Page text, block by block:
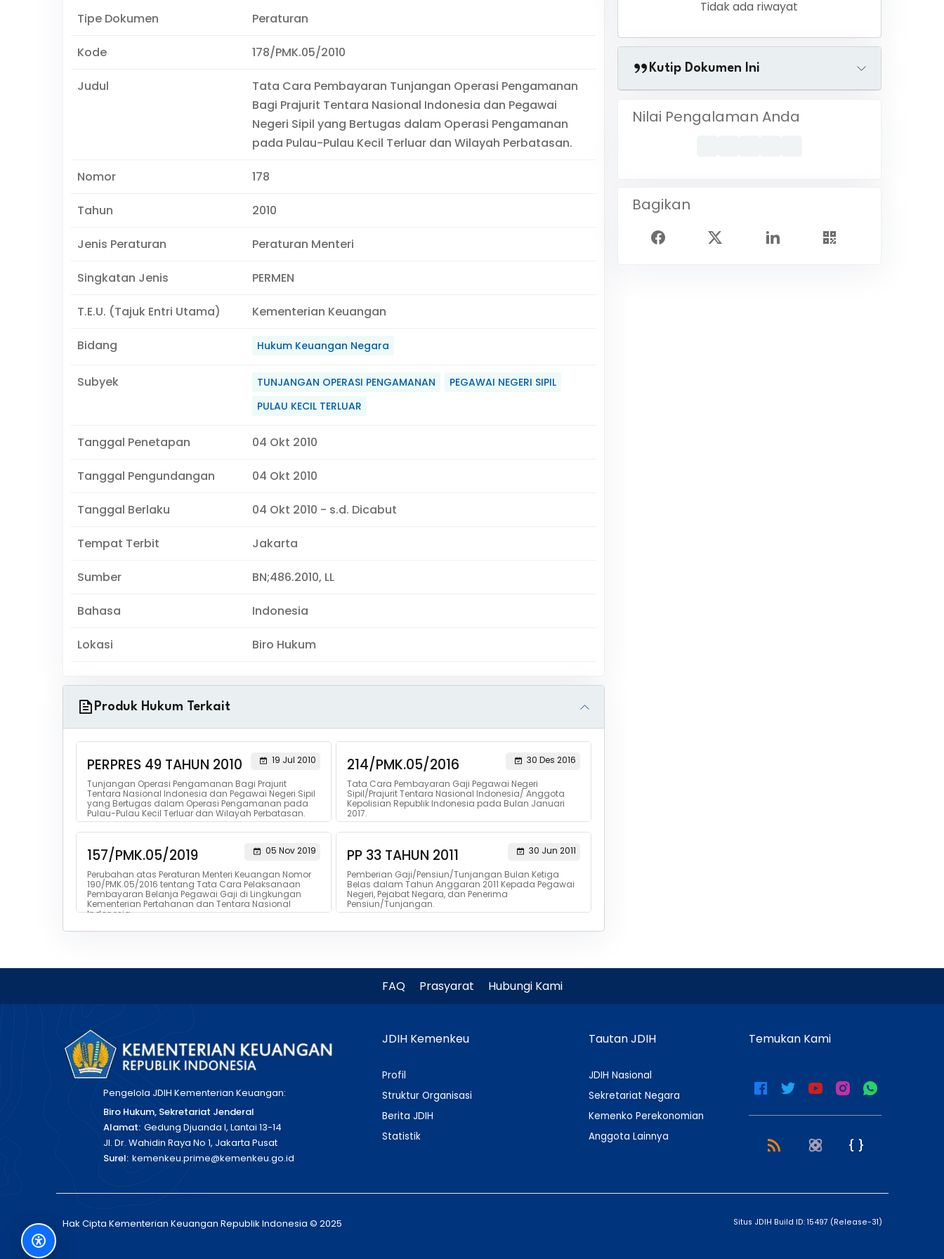
Tipe Dokumen Peraturan
Kode 178/PMK.05/2010
Judul
Tata Cara Pembayaran Tunjangan Operasi Pengamanan
Bagi Prajurit Tentara Nasional Indonesia dan Pegawai
Negeri Sipil yang Bertugas dalam Operasi Pengamanan
pada Pulau-Pulau Kecil Terluar dan Wilayah Perbatasan.
Nomor 178
Tahun 2010
Jenis Peraturan Peraturan Menteri
Singkatan Jenis PERMEN
T.E.U. (Tajuk Entri Utama) Kementerian Keuangan
Bidang Hukum Keuangan Negara
Subyek TUNJANGAN OPERASI PENGAMANAN
PEGAWAI NEGERI SIPIL
PULAU KECIL TERLUAR
Tanggal Penetapan 04 Okt 2010
Tanggal Pengundangan 04 Okt 2010
Tanggal Berlaku 04 Okt 2010 - s.d. Dicabut
Tempat Terbit Jakarta
Sumber BN;486.2010, LL
Bahasa Indonesia
Lokasi Biro Hukum
Produk Hukum Terkait
PERPRES 49 TAHUN 2010
19 Jul 2010
Tunjangan Operasi Pengamanan Bagi Prajurit
Tentara Nasional Indonesia dan Pegawai Negeri Sipil
yang Bertugas dalam Operasi Pengamanan pada
Pulau-Pulau Kecil Terluar dan Wilayah Perbatasan.
214/PMK.05/2016
30 Des 2016
Tata Cara Pembayaran Gaji Pegawai Negeri
Sipil/Prajurit Tentara Nasional Indonesia/ Anggota
Kepolisian Republik Indonesia pada Bulan Januari
2017.
157/PMK.05/2019
05 Nov 2019
Perubahan atas Peraturan Menteri Keuangan Nomor
190/PMK.05/2016 tentang Tata Cara Pelaksanaan
Pembayaran Belanja Pegawai Gaji di Lingkungan
Kementerian Pertahanan dan Tentara Nasional
Indonesia
PP 33 TAHUN 2011
30 Jun 2011
Pemberian Gaji/Pensiun/Tunjangan Bulan Ketiga
Belas dalam Tahun Anggaran 2011 Kepada Pegawai
Negeri, Pejabat Negara, dan Penerima
Pensiun/Tunjangan.
Tidak ada riwayat
Kutip Dokumen Ini
Nilai Pengalaman Anda
Bagikan
FAQ Prasyarat Hubungi Kami
Pengelola JDIH Kementerian Keuangan:
Biro Hukum, Sekretariat Jenderal
Alamat: Gedung Djuanda I, Lantai 13-14
Jl. Dr. Wahidin Raya No 1, Jakarta Pusat
Surel: kemenkeu.prime@kemenkeu.go.id
JDIH Kemenkeu
Profil
Struktur Organisasi
Berita JDIH
Statistik
Tautan JDIH
JDIH Nasional
Sekretariat Negara
Kemenko Perekonomian
Anggota Lainnya
Temukan Kami
Hak Cipta Kementerian Keuangan Republik Indonesia © 2025 Situs JDIH Build ID: 15497 (Release-31)